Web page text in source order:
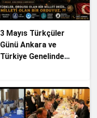
3 Mayıs Türkçüler
Günü Ankara ve
Türkiye Genelinde